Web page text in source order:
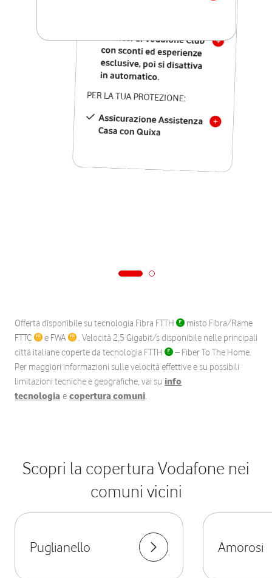
12 mesi di Vodafone Club
con sconti ed esperienze
esclusive, poi si disattiva
in automatico.
PER LA TUA PROTEZIONE:
Assicurazione Assistenza
Casa con Quixa
Offerta disponibile su tecnologia Fibra FTTH
misto Fibra/Rame
FTTC
e FWA
. Velocità 2,5 Gigabit/s disponibile nelle principali
città italiane coperte da tecnologia FTTH
– Fiber To The Home.
Per maggiori informazioni sulle velocità effettive e su possibili
limitazioni tecniche e geografiche, vai su info
tecnologia e copertura comuni.
Scopri la copertura Vodafone nei
comuni vicini
Puglianello Amorosi